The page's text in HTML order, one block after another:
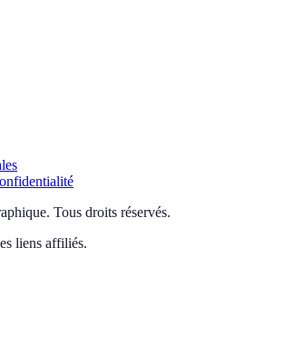
. Tous droits réservés.
liens affiliés.